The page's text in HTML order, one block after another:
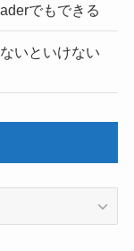
でもできる
いといけない